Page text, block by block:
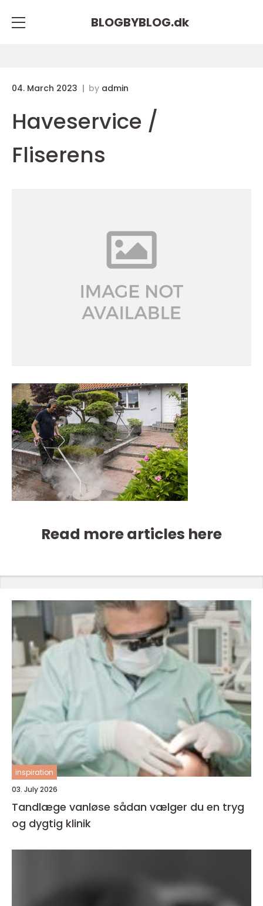
BLOGBYBLOG.dk
04. March 2023 by admin
Haveservice /
Fliserens
Read more articles here
inspiration
03. July 2026
Tandlæge vanløse sådan vælger du en tryg
og dygtig klinik